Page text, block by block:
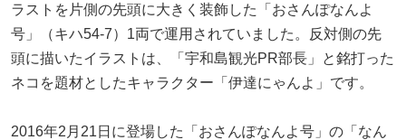
ラストを片側の先頭に大きく装飾した「おさんぽなんよ
号」（キハ54-7）1両で運用されていました。反対側の先
頭に描いたイラストは、「宇和島観光PR部長」と銘打った
ネコを題材としたキャラクター「伊達にゃんよ」です。
2016年2月21日に登場した「おさんぽなんよ号」の「なん